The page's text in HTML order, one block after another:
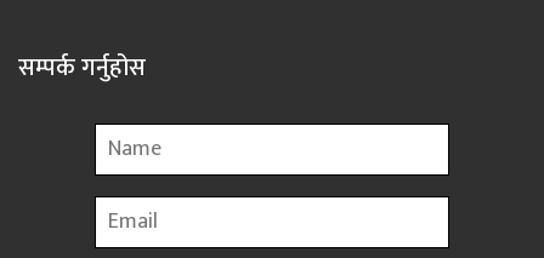
सम्पर्क गर्नुहोस
Name
Email